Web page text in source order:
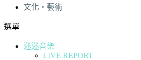
文化・藝術
選單
迷迷音樂
LIVE REPORT